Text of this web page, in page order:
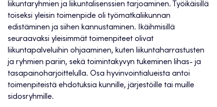
liikuntaryhmien ja liikuntalisenssien tarjoaminen. Työikäisillä
toiseksi yleisin toimenpide oli työmatkaliikunnan
edistäminen ja siihen kannustaminen. Ikäihmisillä
seuraavaksi yleisimmät toimenpiteet olivat
liikuntapalveluihin ohjaaminen, kuten liikuntaharrastusten
ja ryhmien pariin, sekä toimintakyvyn tukeminen lihas- ja
tasapainoharjoittelulla. Osa hyvinvointialueista antoi
toimenpiteistä ehdotuksia kunnille, järjestöille tai muille
sidosryhmille.